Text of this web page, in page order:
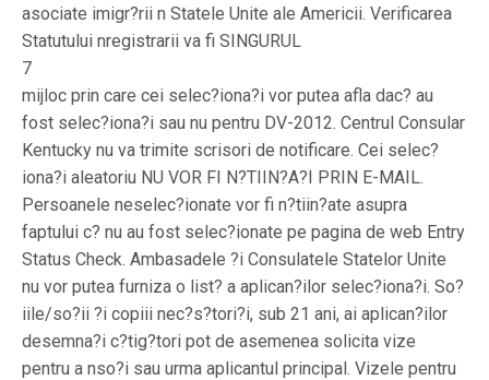
asociate imigr?rii n Statele Unite ale Americii. Verificarea
Statutului nregistrarii va fi SINGURUL
7
mijloc prin care cei selec?iona?i vor putea afla dac? au
fost selec?iona?i sau nu pentru DV-2012. Centrul Consular
Kentucky nu va trimite scrisori de notificare. Cei selec?
iona?i aleatoriu NU VOR FI N?TIIN?A?I PRIN E-MAIL.
Persoanele neselec?ionate vor fi n?tiin?ate asupra
faptului c? nu au fost selec?ionate pe pagina de web Entry
Status Check. Ambasadele ?i Consulatele Statelor Unite
nu vor putea furniza o list? a aplican?ilor selec?iona?i. So?
iile/so?ii ?i copiii nec?s?tori?i, sub 21 ani, ai aplican?ilor
desemna?i c?tig?tori pot de asemenea solicita vize
pentru a nso?i sau urma aplicantul principal. Vizele pentru